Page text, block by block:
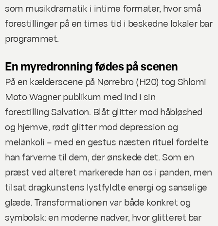
som musikdramatik i intime formater, hvor små
forestillinger på en times tid i beskedne lokaler bar
programmet.
En myredronning fødes på scenen
På en kælderscene på Nørrebro (H20) tog Shlomi
Moto Wagner publikum med ind i sin
forestilling Salvation. Blåt glitter mod håbløshed
og hjemve, rødt glitter mod depression og
melankoli – med en gestus næsten rituel fordelte
han farverne til dem, der ønskede det. Som en
præst ved alteret markerede han os i panden, men
tilsat dragkunstens lystfyldte energi og sanselige
glæde. Transformationen var både konkret og
symbolsk: en moderne nadver, hvor glitteret bar